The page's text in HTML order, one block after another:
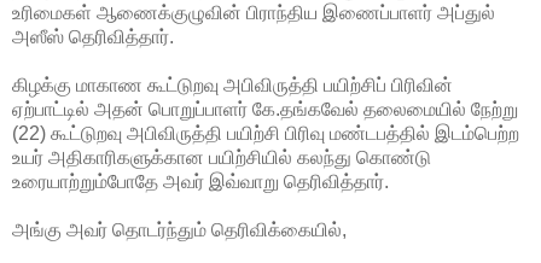
உரிமைகள் ஆணைக்குழுவின் பிராந்திய இணைப்பாளர் அப்துல்
அஸீஸ் தெரிவித்தார்.
கிழக்கு மாகாண கூட்டுறவு அபிவிருத்தி பயிற்சிப் பிரிவின்
ஏற்பாட்டில் அதன் பொறுப்பாளர் கே.தங்கவேல் தலைமையில் நேற்று
(22) கூட்டுறவு அபிவிருத்தி பயிற்சி பிரிவு மண்டபத்தில் இடம்பெற்ற
உயர் அதிகாரிகளுக்கான பயிற்சியில் கலந்து கொண்டு
உரையாற்றும்போதே அவர் இவ்வாறு தெரிவித்தார்.
அங்கு அவர் தொடர்ந்தும் தெரிவிக்கையில்,